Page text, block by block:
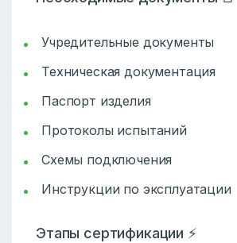
Учредительные документы
Техническая документация
Паспорт изделия
Протоколы испытаний
Схемы подключения
Инструкции по эксплуатации
Этапы сертификации ⚡